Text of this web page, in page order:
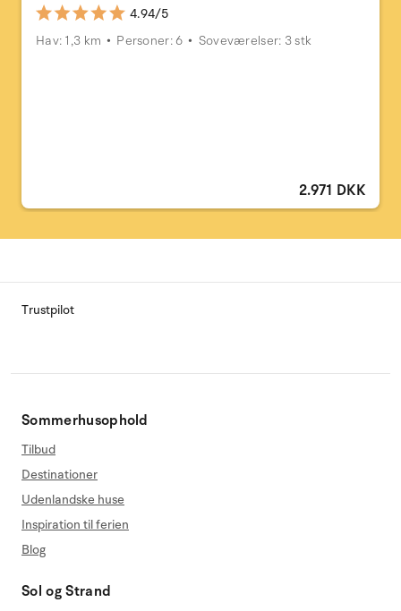
4.94/5
Hav: 1,3 km
Personer: 6 Soveværelser: 3 stk
2.971 DKK
Trustpilot
Sommerhusophold
Tilbud
Destinationer
Udenlandske huse
Inspiration til ferien
Blog
Sol og Strand